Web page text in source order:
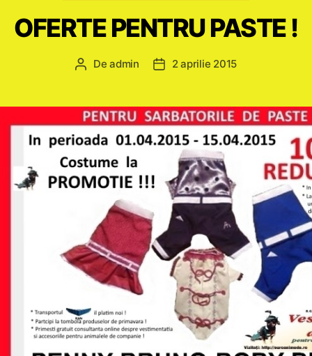
OFERTE PENTRU PASTE !
Autor
Deadmin
Dată2 aprilie 2015